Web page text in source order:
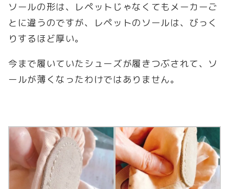
ソールの形は、レペットじゃなくてもメーカーご
とに違うのですが、レペットのソールは、びっく
りするほど厚い。
今まで履いていたシューズが履きつぶされて、ソ
ールが薄くなったわけではありません。